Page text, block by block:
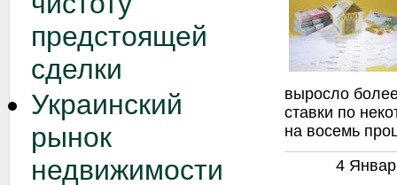
предстоящей
сделки
Украинский
рынок
недвижимости
выросло
ставки по
на восемь
4